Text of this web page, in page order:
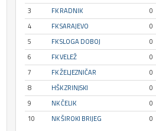
3
FK RADNIK 0
4
FK SARAJEVO 0
5
FK SLOGA DOBOJ 0
6
FK VELEŽ 0
7
FK ŽELJEZNIČAR 0
8
HŠK ZRINJSKI 0
9
NK ČELIK 0
10
NK ŠIROKI BRIJEG 0